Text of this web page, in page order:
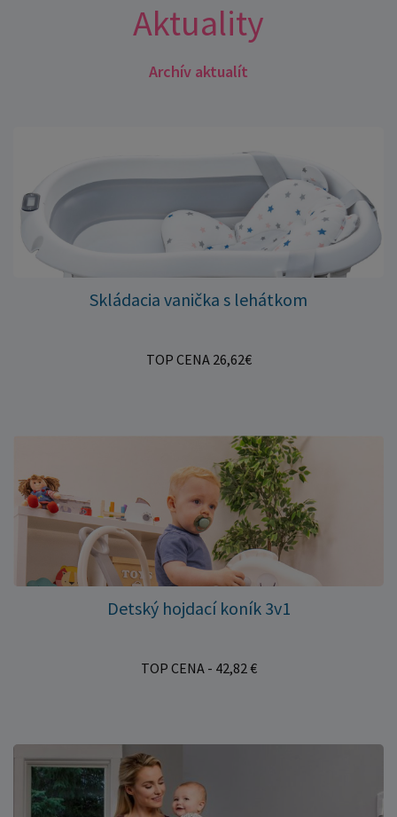
Aktuality
Archív aktualít
Skládacia vanička s lehátkom
TOP CENA 26,62€
Detský hojdací koník 3v1
TOP CENA - 42,82 €